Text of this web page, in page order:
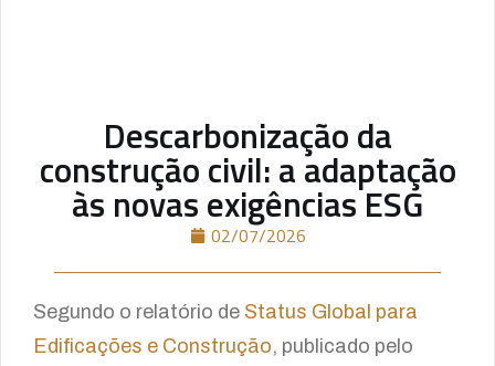
Descarbonização da
construção civil: a adaptação
às novas exigências ESG
02/07/2026
Segundo o relatório de Status Global para
Edificações e Construção, publicado pelo